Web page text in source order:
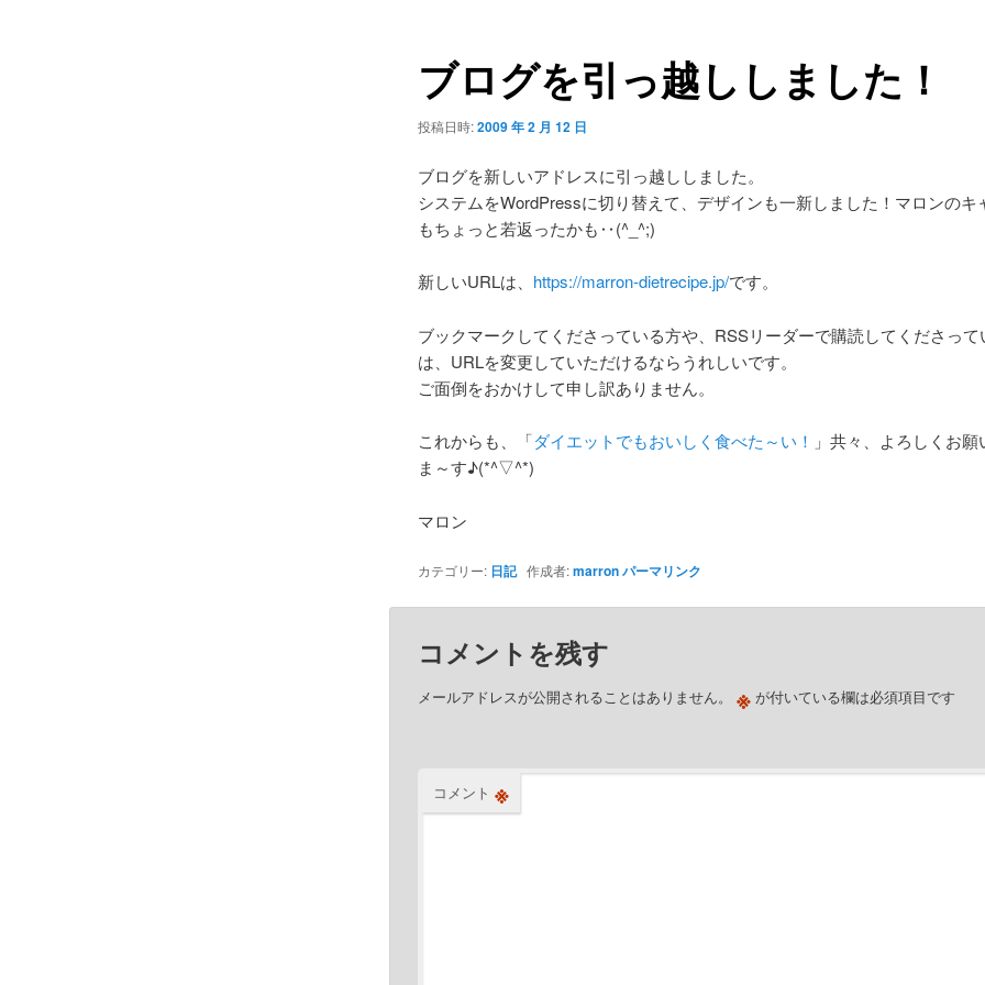
ブログを引っ越ししました！
投稿日時:2009 年 2 月 12 日
ブログを新しいアドレスに引っ越ししました。
システムをWordPressに切り替えて、デザインも一新しました！マロンのキ
もちょっと若返ったかも‥(^_^;)
新しいURLは、 https://marron-dietrecipe.jp/です。
ブックマークしてくださっている方や、RSSリーダーで購読してくださって
は、URLを変更していただけるならうれしいです。
ご面倒をおかけして申し訳ありません。
これからも、「ダイエットでもおいしく食べた～い！ 」共々、よろしくお願
ま～す♪(*^▽^*)
マロン
カテゴリー: 日記作成者:marronパーマリンク
コメントを残す
メールアドレスが公開されることはありません。 ※が付いている欄は必須項目です
コメント ※